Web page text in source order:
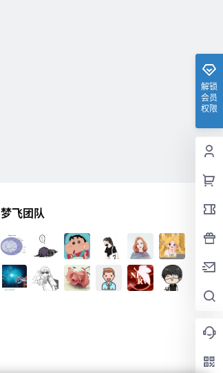
解锁
会员
权限
梦飞团队